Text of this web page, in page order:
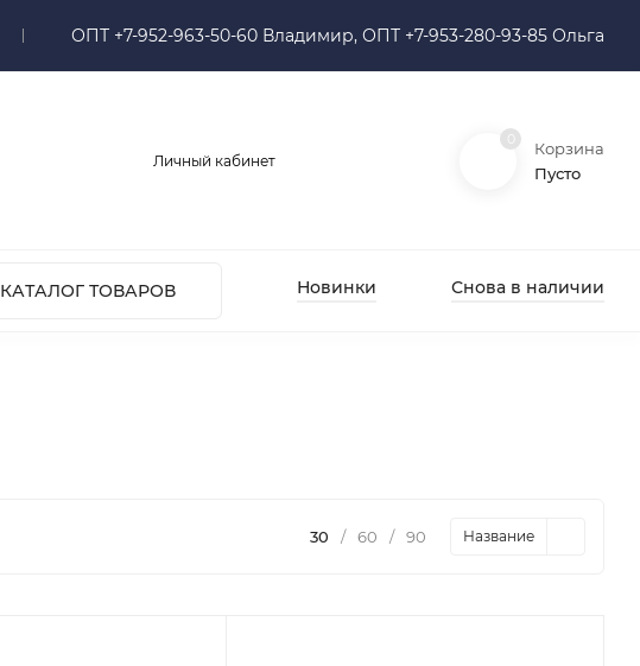
ОПТ +7-952-963-50-60 Владимир, ОПТ +7-953-280-93-85 Ольга
Личный кабинет
Корзина
Пусто
КАТАЛОГ ТОВАРОВ Новинки Снова в наличии
30 / 60 / 90 Название